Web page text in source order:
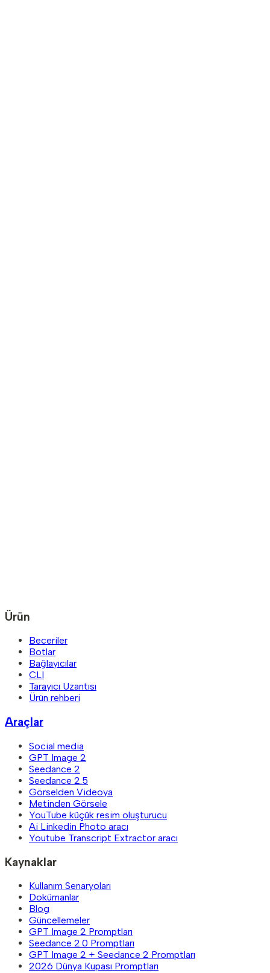
Ürün
Beceriler
Botlar
Bağlayıcılar
CLI
Tarayıcı Uzantısı
Ürün rehberi
Araçlar
Social media
GPT Image 2
Seedance 2
Seedance 2.5
Görselden Videoya
Metinden Görsele
YouTube küçük resim oluşturucu
Ai Linkedin Photo aracı
Youtube Transcript Extractor aracı
Kaynaklar
Kullanım Senaryoları
Dokümanlar
Blog
Güncellemeler
GPT Image 2 Promptları
Seedance 2.0 Promptları
GPT Image 2 + Seedance 2 Promptları
2026 Dünya Kupası Promptları